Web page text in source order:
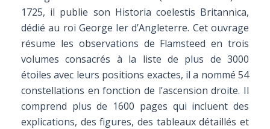
1725, il publie son Historia coelestis Britannica,
dédié au roi George Ier d’Angleterre. Cet ouvrage
résume les observations de Flamsteed en trois
volumes consacrés à la liste de plus de 3000
étoiles avec leurs positions exactes, il a nommé 54
constellations en fonction de l’ascension droite. Il
comprend plus de 1600 pages qui incluent des
explications, des figures, des tableaux détaillés et